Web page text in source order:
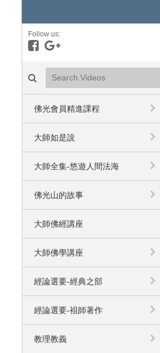
Follow us:
Like on Facebook
Follow on Google+
Search videos
佛光會員精進課程
大師如是說
大師全集-悠遊人間法海
佛光山的故事
大師佛經講座
大師佛學講座
經論選要-經典之部
經論選要-袓師著作
教理教義